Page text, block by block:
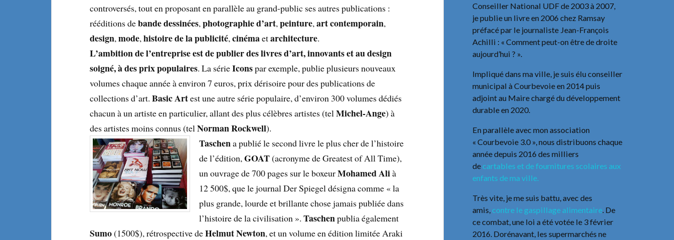
controversés, tout en proposant en parallèle au grand-public ses autres publications :
rééditions debande dessinées,photographie d’art,peinture,art contemporain,
design,mode,histoire de la publicité,cinémaetarchitecture.
L’ambition de l’entreprise est de publier des livres d’art, innovants et au design
soigné, à des prix populaires. La sérieIconspar exemple, publie plusieurs nouveaux
volumes chaque année à environ 7 euros, prix dérisoire pour des publications de
collections d’art.Basic Artest une autre série populaire, d’environ 300 volumes dédiés
chacun à un artiste en particulier, allant des plus célèbres artistes (telMichel-Ange) à
des artistes moins connus (telNorman Rockwell).
Taschena publié le second livre le plus cher de l’histoire
de l’édition,GOAT(acronyme de Greatest of All Time),
un ouvrage de 700 pages sur le boxeurMohamed Alià
12 500$, que le journal Der Spiegel désigna comme « la
plus grande, lourde et brillante chose jamais publiée dans
l’histoire de la civilisation ». Taschenpublia également
Sumo(1500$), rétrospective deHelmut Newton, et un volume en édition limitée Araki
Conseiller National UDF de 2003 à 2007,
je publie un livre en 2006 chez Ramsay
préfacé par le journaliste Jean-François
Achilli : « Comment peut-on être de droite
aujourd’hui ? ».
Impliqué dans ma ville, je suis élu conseiller
municipal à Courbevoie en 2014 puis
adjoint au Maire chargé du développement
durable en 2020.
En parallèle avec mon association
« Courbevoie 3.0 », nous distribuons chaque
année depuis 2016 des milliers
de cartables et de fournitures scolaires aux
enfants de ma ville.
Très vite, je me suis battu, avec des
amis, contre le gaspillage alimentaire. De
ce combat, une loi a été votée le 3 février
2016. Dorénavant, les supermarchés ne